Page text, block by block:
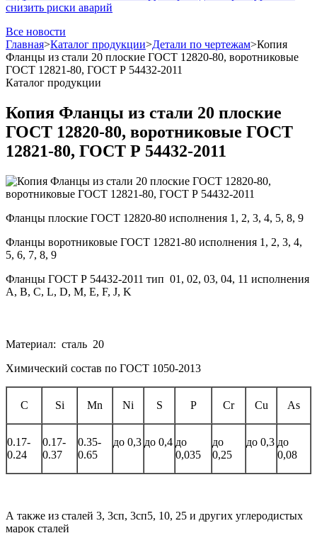
снизить риски аварий
Все новости
Главная>Каталог продукции>Детали по чертежам>Копия
Фланцы из стали 20 плоские ГОСТ 12820-80, воротниковые
ГОСТ 12821-80, ГОСТ Р 54432-2011
Каталог продукции
Копия Фланцы из стали 20 плоские
ГОСТ 12820-80, воротниковые ГОСТ
12821-80, ГОСТ Р 54432-2011
Фланцы плоские ГОСТ 12820-80 исполнения 1, 2, 3, 4, 5, 8, 9
Фланцы воротниковые ГОСТ 12821-80 исполнения 1, 2, 3, 4,
5, 6, 7, 8, 9
Фланцы ГОСТ Р 54432-2011 тип 01, 02, 03, 04, 11 исполнения
A, B, С, L, D, M, E, F, J, K
Материал: сталь 20
Химический состав по ГОСТ 1050-2013
C Si Mn Ni S P Cr Cu As
0.17-
0.24
0.17-
0.37
0.35-
0.65
до 0,3 до 0,4 до
0,035
до
0,25
до 0,3 до
0,08
А также из сталей 3, 3сп, 3сп5, 10, 25 и других углеродистых
марок сталей